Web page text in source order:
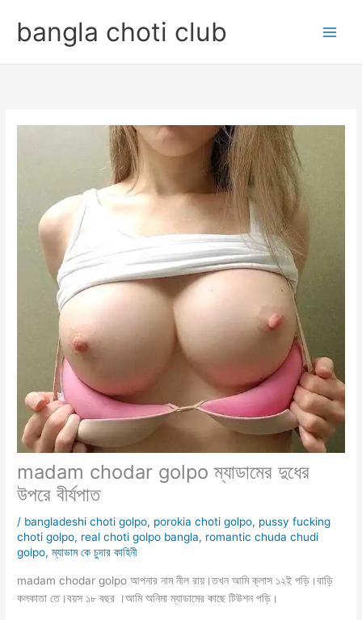
contentbangla choti club
madam chodar golpo ম্যাডামের দুধের
উপরে বীর্যপাত
/ bangladeshi choti golpo, porokia choti golpo, pussy fucking
choti golpo, real choti golpo bangla, romantic chuda chudi
golpo,ম্যাডাম কে চুদার কাহিনী
madam chodar golpo আপনার নাম নীল রায়।তখন আমি ক্লাস ১২ই পড়ি।বাড়ি
কলকাতা তে।বয়স ১৮ বছর ।আমি অনিমা ম্যাডামের কাছে টিউশন পড়ি।